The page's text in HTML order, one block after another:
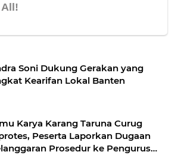
Soni Dukung Gerakan yang
Kearifan Lokal Banten
Karya Karang Taruna Curug
Peserta Laporkan Dugaan
Prosedur ke Pengurus